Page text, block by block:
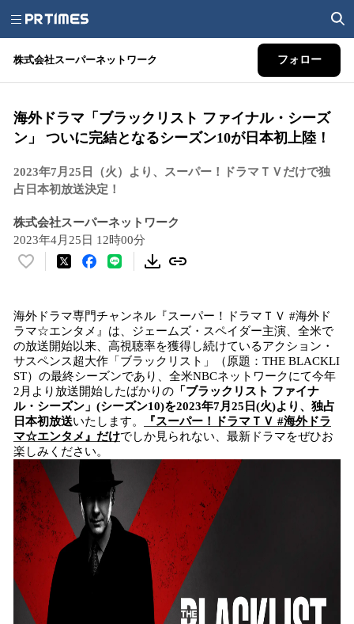
株式会社スーパーネットワーク フォロー
海外ドラマ「ブラックリスト ファイナル・シーズ
ン」 ついに完結となるシーズン10が日本初上陸！
2023年7月25日（火）より、スーパー！ドラマＴＶだけで独
占日本初放送決定！
株式会社スーパーネットワーク
2023年4月25日 12時00分
い
！
数
を
読
み
込
み
中
で
す
海外ドラマ専門チャンネル『スーパー！ドラマＴＶ #海外ド
ラマ☆エンタメ』は、ジェームズ・スペイダー主演、全米で
の放送開始以来、高視聴率を獲得し続けているアクション・
サスペンス超大作「ブラックリスト」（原題：THE BLACKLI
ST）の最終シーズンであり、全米NBCネットワークにて今年
2月より放送開始したばかりの 「ブラックリスト ファイナ
ル・シーズン」(シーズン10)を2023年7月25日(火)より、独占
日本初放送いたします。
『スーパー！ドラマＴＶ #海外ドラ
マ☆エンタメ』だけでしか見られない、最新ドラマをぜひお
楽しみください。